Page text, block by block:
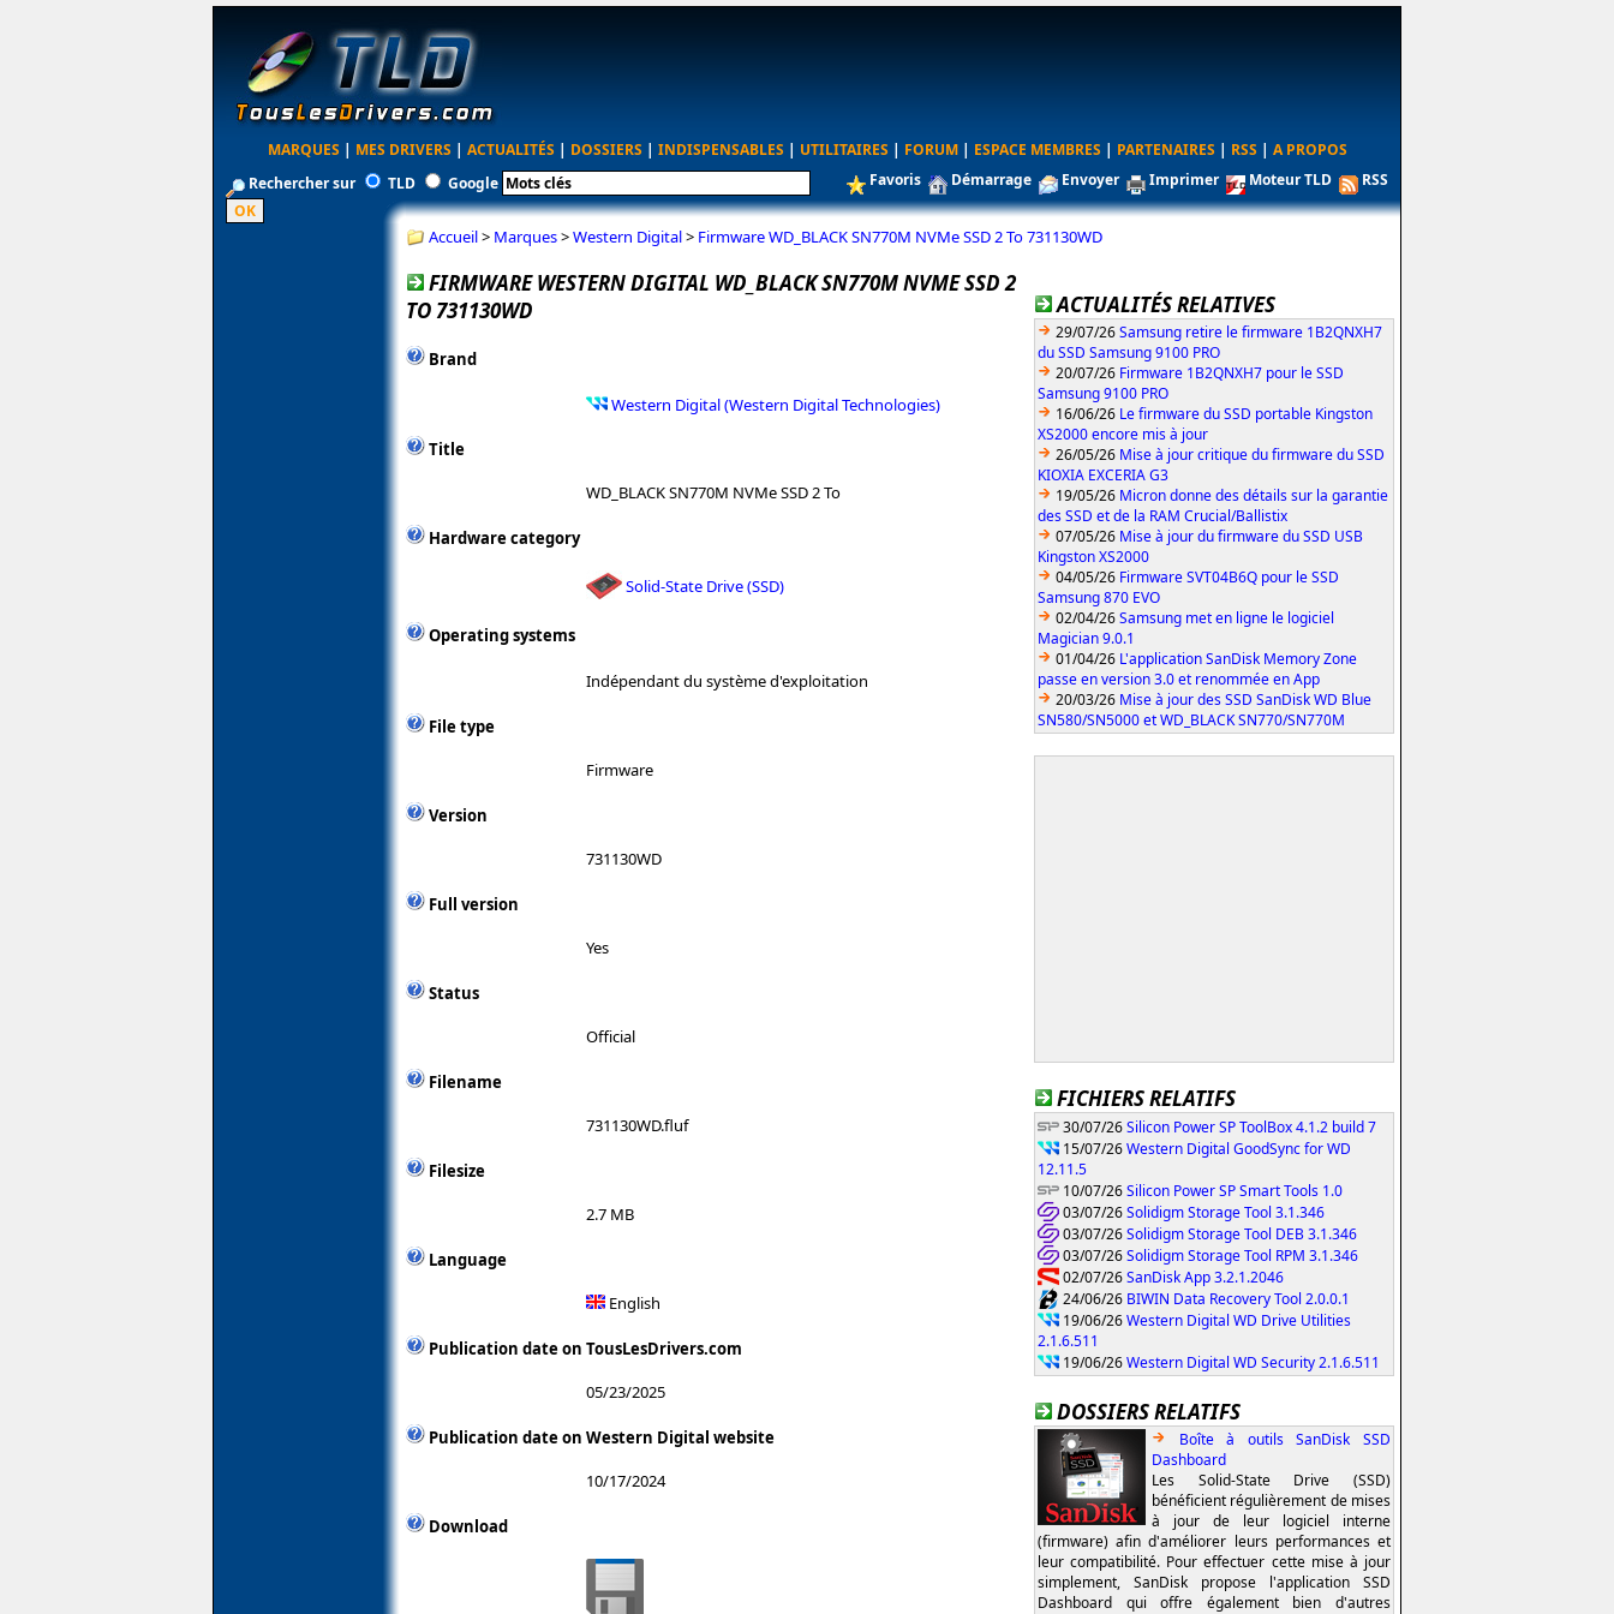
MARQUES | MES DRIVERS | ACTUALITÉS | DOSSIERS | INDISPENSABLES | UTILITAIRES | FORUM | ESPACE MEMBRES | PARTENAIRES | RSS | A PROPOS
Rechercher sur
TLD Google Favoris Démarrage Envoyer Imprimer Moteur TLD RSS
Accueil> Marques>Western Digital> Firmware WD_BLACK SN770M NVMe SSD 2 To 731130WD
FIRMWARE WESTERN DIGITAL WD_BLACK SN770M NVME SSD 2
TO 731130WD
Brand
Western Digital (Western Digital Technologies)
Title
WD_BLACK SN770M NVMe SSD 2 To
Hardware category
Solid-State Drive (SSD)
Operating systems
Indépendant du système d'exploitation
File type
Firmware
Version
731130WD
Full version
Yes
Status
Official
Filename
731130WD.fluf
Filesize
2.7 MB
Language
English
Publication date on TousLesDrivers.com
05/23/2025
Publication date on Western Digital website
10/17/2024
Download
ACTUALITÉS RELATIVES
29/07/26Samsung retire le firmware 1B2QNXH7
du SSD Samsung 9100 PRO
20/07/26 Firmware 1B2QNXH7 pour le SSD
Samsung 9100 PRO
16/06/26 Le firmware du SSD portable Kingston
XS2000 encore mis à jour
26/05/26 Mise à jour critique du firmware du SSD
KIOXIA EXCERIA G3
19/05/26 Micron donne des détails sur la garantie
des SSD et de la RAM Crucial/Ballistix
07/05/26 Mise à jour du firmware du SSD USB
Kingston XS2000
04/05/26 Firmware SVT04B6Q pour le SSD
Samsung 870 EVO
02/04/26Samsung met en ligne le logiciel
Magician 9.0.1
01/04/26 L'application SanDisk Memory Zone
passe en version 3.0 et renommée en App
20/03/26 Mise à jour des SSD SanDisk WD Blue
SN580/SN5000 et WD_BLACK SN770/SN770M
FICHIERS RELATIFS
30/07/26Silicon Power SP ToolBox 4.1.2 build 7
15/07/26Western Digital GoodSync for WD
12.11.5
10/07/26Silicon Power SP Smart Tools 1.0
03/07/26Solidigm Storage Tool 3.1.346
03/07/26Solidigm Storage Tool DEB 3.1.346
03/07/26Solidigm Storage Tool RPM 3.1.346
02/07/26SanDisk App 3.2.1.2046
24/06/26 BIWIN Data Recovery Tool 2.0.0.1
19/06/26Western Digital WD Drive Utilities
2.1.6.511
19/06/26Western Digital WD Security 2.1.6.511
DOSSIERS RELATIFS
Boîte à outils SanDisk SSD
Dashboard
Les Solid-State Drive (SSD)
bénéficient régulièrement de mises
à jour de leur logiciel interne
(firmware) afin d'améliorer leurs performances et
leur compatibilité. Pour effectuer cette mise à jour
simplement, SanDisk propose l'application SSD
Dashboard qui offre également bien d'autres